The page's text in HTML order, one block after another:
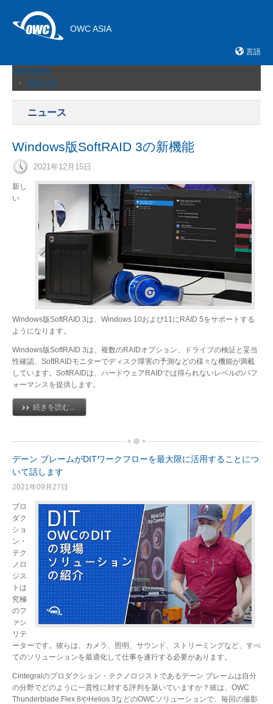
OWC ASIA
言語
Open menu
製品一覧
ネットワークストレージ
ケーブルおよびアダプター
拡張シャーシ
アップグレードとツール
ニュース
サポート
販売店
お問い合わせ
ニュース
Windows版SoftRAID 3の新機能
2021年12月15日
新し
い
Windows版SoftRAID 3は、Windows 10および11にRAID 5をサポートする
ようになります。
Windows版SoftRAID 3は、複数のRAIDオプション、ドライブの検証と妥当
性確認、SoftRAIDモニターでディスク障害の予測などの様々な機能が満載
しています。SoftRAIDは、ハードウェアRAIDでは得られないレベルのパフ
ォーマンスを提供します。
続きを読む...
デーン ブレームがDITワークフローを最大限に活用することにつ
いて話します
2021年09月27日
プロ
ダク
ショ
ン・
テク
ノロ
ジス
トは
究極
のフ
ァシ
リテ
ーターです。彼らは、カメラ、照明、サウンド、ストリーミングなど、すべ
てのソリューションを最適化して仕事を遂行する必要があります。
Cintegralのプロダクション・テクノロジストであるデーン ブレームは自分
の分野でどのように一貫性に対する評判を築いていますか？彼は、OWC
Thunderblade Flex 8やHelios 3などのOWCソリューションで、毎回の撮影